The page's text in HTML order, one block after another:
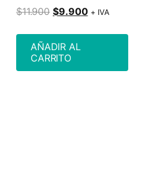
$11.900 $9.900 + IVA
AÑADIR AL
CARRITO